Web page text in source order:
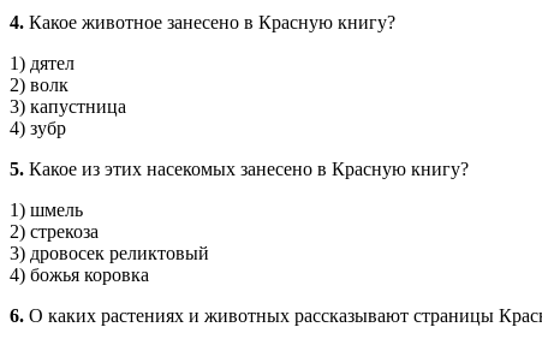
4. Какое животное занесено в Красную книгу?
1) дятел
2) волк
3) капустница
4) зубр
5. Какое из этих насекомых занесено в Красную книгу?
1) шмель
2) стрекоза
3) дровосек реликтовый
4) божья коровка
6. О каких растениях и животных рассказывают страницы